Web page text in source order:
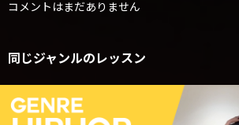
コメントはまだありません
同じジャンルのレッスン